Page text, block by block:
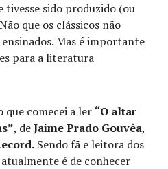
sido produzido (ou
que os clássicos não
Mas é importante
para a literatura
que comecei a ler “O altar
, deJaime Prado Gouvêa,
Sendo fã e leitora dos
é de conhecer